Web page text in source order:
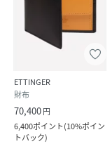
ETTINGER
財布
70,400円
6,400ポイント(10%ポイン
トバック)